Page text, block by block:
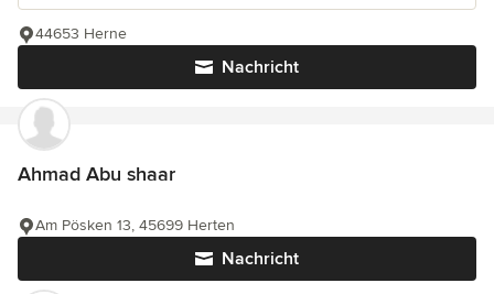
Nachricht
44653 Herne
Ahmad Abu shaar
Nachricht
Am Pösken 13, 45699 Herten